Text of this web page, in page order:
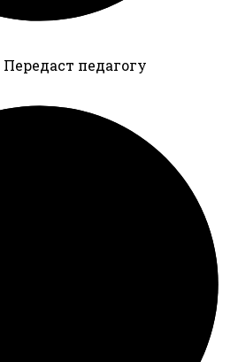
Передаст педагогу